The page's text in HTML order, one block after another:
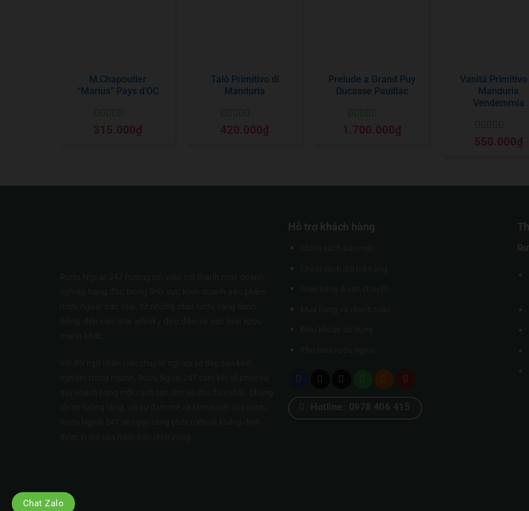
M.Chapoutier
“Marius” Pays d’OC
Được xếp
hạng 55 sao
315.000₫
Talò Primitivo di
Manduria
Được xếp
hạng 55 sao
420.000₫
Prelude a Grand Puy
Ducasse Pauillac
Được xếp
hạng55 sao
1.700.000₫
Vanitá Primitivo
Manduria
Vendemmia
Được xếp
hạng 55 sao
550.000₫
Hỗ trợ khách hàng
Hotline: 0978 406 415
Chat Zalo